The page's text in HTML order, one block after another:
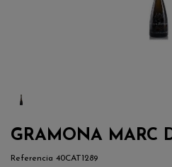
GRAMONA MARC
Referencia 40CAT1289